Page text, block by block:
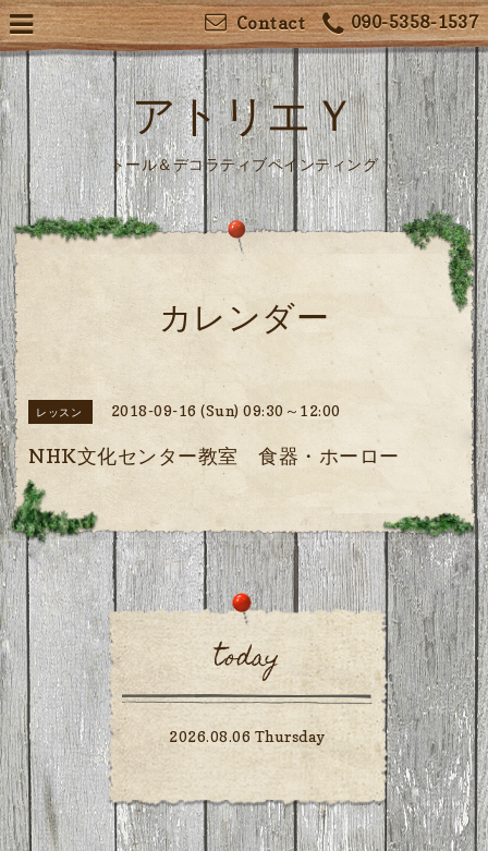
090-5358-1537
Contact
アトリエＹ
トール＆デコラティブペインティング
カレンダー
レッスン 2018-09-16 (Sun) 09:30～12:00
NHK文化センター教室 食器・ホーロー
today
2026.08.06 Thursday